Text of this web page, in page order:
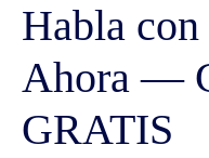
Habla
Ahora —
GRATIS